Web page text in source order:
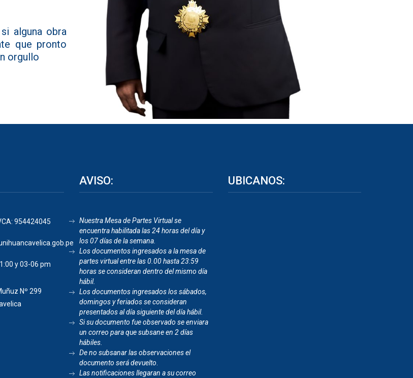
alguna obra
que pronto
orgullo
954424045
y 03-06 pm
Nº 299
AVISO:
Nuestra Mesa de Partes Virtual se
encuentra habilitada las 24 horas del día y
los 07 días de la semana.
Los documentos ingresados a la mesa de
partes virtual entre las 0.00 hasta 23:59
horas se consideran dentro del mismo día
hábil.
Los documentos ingresados los sábados,
domingos y feriados se consideran
presentados al día siguiente del día hábil.
Si su documento fue observado se enviara
un correo para que subsane en 2 días
hábiles.
De no subsanar las observaciones el
documento será devuelto.
Las notificaciones llegaran a su correo
UBICANOS: